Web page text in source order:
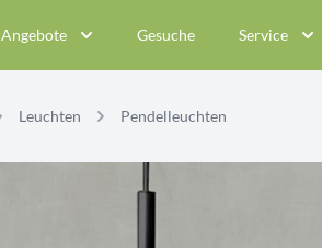
Angebote Gesuche Service
Leuchten Pendelleuchten